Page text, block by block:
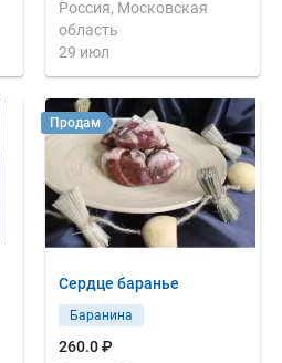
Россия, Московская
область
29 июл
Сердце баранье
Баранина
260.0 ₽
Продам